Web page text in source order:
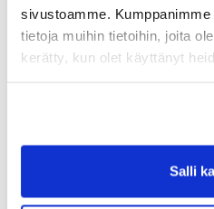
sivustoamme.
tietoja muihin tietoihin, joita
kerätty, kun olet käyttänyt
Salli